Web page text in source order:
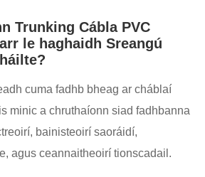
Trunking Cábla PVC
le haghaidh Sreangú
cuma fadhb bheag ar cháblaí
minic a chruthaíonn siad fadhbanna
bainisteoirí saoráidí,
agus ceannaitheoirí tionscadail.